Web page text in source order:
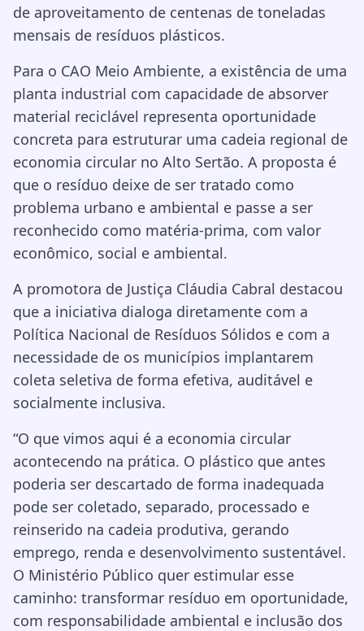
de aproveitamento de centenas de toneladas
mensais de resíduos plásticos.
Para o CAO Meio Ambiente, a existência de uma
planta industrial com capacidade de absorver
material reciclável representa oportunidade
concreta para estruturar uma cadeia regional de
economia circular no Alto Sertão. A proposta é
que o resíduo deixe de ser tratado como
problema urbano e ambiental e passe a ser
reconhecido como matéria-prima, com valor
econômico, social e ambiental.
A promotora de Justiça Cláudia Cabral destacou
que a iniciativa dialoga diretamente com a
Política Nacional de Resíduos Sólidos e com a
necessidade de os municípios implantarem
coleta seletiva de forma efetiva, auditável e
socialmente inclusiva.
“O que vimos aqui é a economia circular
acontecendo na prática. O plástico que antes
poderia ser descartado de forma inadequada
pode ser coletado, separado, processado e
reinserido na cadeia produtiva, gerando
emprego, renda e desenvolvimento sustentável.
O Ministério Público quer estimular esse
caminho: transformar resíduo em oportunidade,
com responsabilidade ambiental e inclusão dos